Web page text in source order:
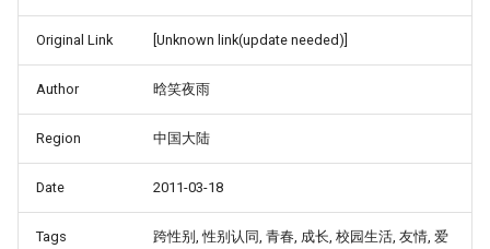
Original Link [Unknown link(update needed)]
Author 晗笑夜雨
Region 中国大陆
Date 2011-03-18
Tags
跨性别, 性别认同, 青春, 成长, 校园生活, 友情, 爱